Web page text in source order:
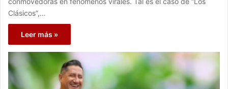
Clásicos”,…
Leer más »